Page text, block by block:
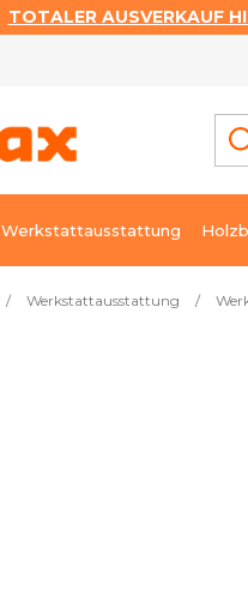
TOTALER AUSVERKAUF
Werkstattausstattung
/ Werkstattausstattung /